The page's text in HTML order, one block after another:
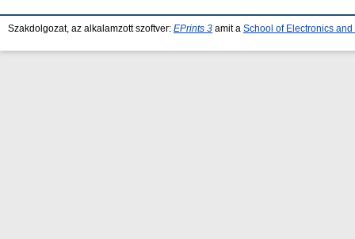
Szakdolgozat, az alkalamzott szoftver: EPrints 3 amit a School of Electronics